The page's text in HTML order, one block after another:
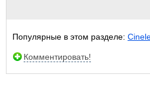
Популярные в этом разделе:
Комментировать!